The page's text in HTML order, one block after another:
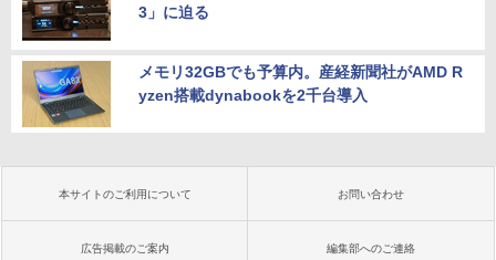
3」に迫る
メモリ32GBでも予算内。産経新聞社がAMD R
yzen搭載dynabookを2千台導入
本サイトのご利用について お問い合わせ
広告掲載のご案内 編集部へのご連絡